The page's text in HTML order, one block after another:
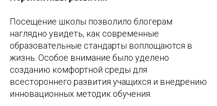
Посещение школы позволило блогерам
наглядно увидеть, как современные
образовательные стандарты воплощаются в
жизнь. Особое внимание было уделено
созданию комфортной среды для
всестороннего развития учащихся и внедрению
инновационных методик обучения.